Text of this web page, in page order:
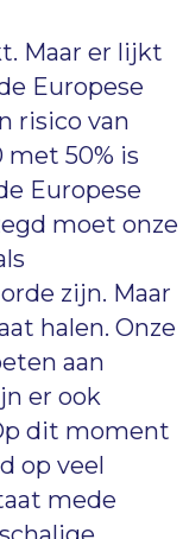
Maar er lijkt
Europese
risico van
50% is
Europese
moet onze
zijn. Maar
halen. Onze
aan
er ook
dit moment
op veel
mede